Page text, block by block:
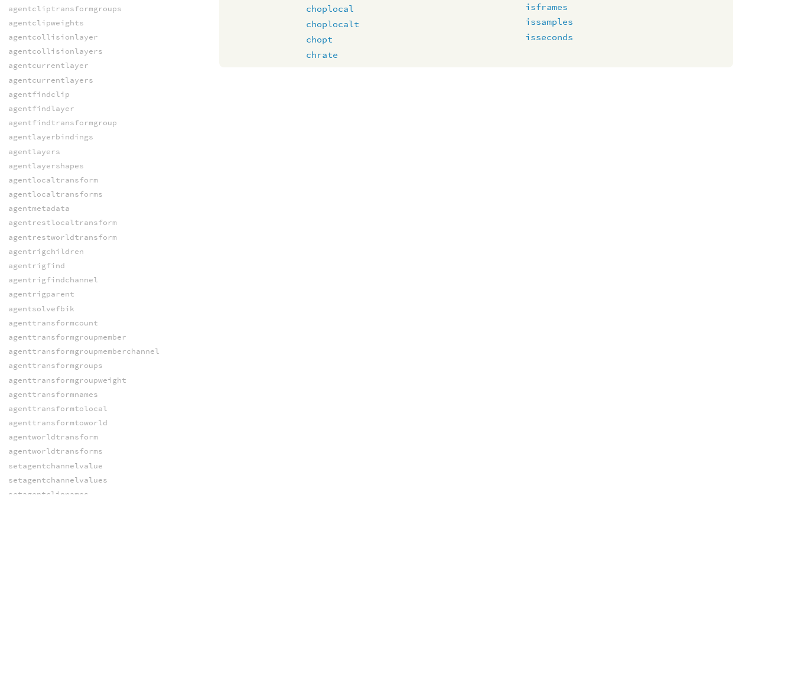
choplocal
choplocalt
chopt
chrate
isframes
issamples
isseconds
agentcliptransformgroups
agentclipweights
agentcollisionlayer
agentcollisionlayers
agentcurrentlayer
agentcurrentlayers
agentfindclip
agentfindlayer
agentfindtransformgroup
agentlayerbindings
agentlayers
agentlayershapes
agentlocaltransform
agentlocaltransforms
agentmetadata
agentrestlocaltransform
agentrestworldtransform
agentrigchildren
agentrigfind
agentrigfindchannel
agentrigparent
agentsolvefbik
agenttransformcount
agenttransformgroupmember
agenttransformgroupmemberchannel
agenttransformgroups
agenttransformgroupweight
agenttransformnames
agenttransformtolocal
agenttransformtoworld
agentworldtransform
agentworldtransforms
setagentchannelvalue
setagentchannelvalues
setagentclipnames